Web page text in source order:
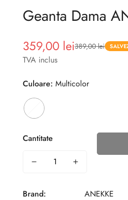
Geanta Dama
Pret
redus
359,00 lei
Pret 389,00 lei
TVA inclus
Culoare: Multicolor
Cantitate
Brand:
ANEKKE